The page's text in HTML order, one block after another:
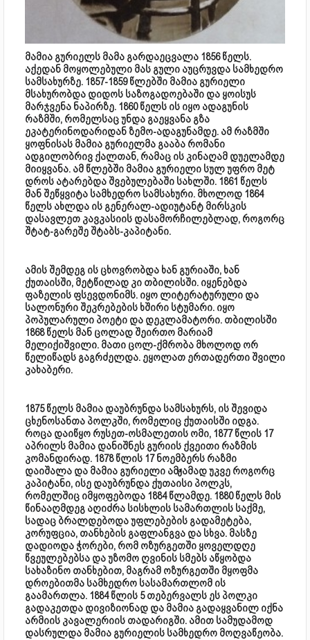
მამია გურიელს მამა გარდაეცვალა 1856 წელს.
აქედან მოყოლებული მას გული აუცრუვდა სამხედრო
სამსახურზე. 1857-1859 წლებში მამია გურიელი
მსახურობდა დიდოს საზოგადოებაში და ყოისუს
მარჯვენა ნაპირზე. 1860 წელს ის იყო ადაგუნის
რაზმში, რომელსაც უნდა გაეყვანა გზა
ეკატერინოდარიდან ზემო-ადაგუნამდე. ამ რაზმში
ყოფნისას მამია გურიელმა გააბა რომანი
ადგილობრივ ქალთან, რამაც ის კინაღამ დუელამდე
მიიყვანა. ამ წლებში მამია გურიელი სულ უფრო მეტ
დროს ატარებდა შვებულებაში სახლში. 1861 წელს
მან შეწყვიტა სამხედრო სამსახური. მხოლოდ 1864
წელს ახლდა ის გენერალ-ადიუტანტ მირსკის
დასავლეთ კავკასიის დასამორჩილებლად, როგორც
შტატ-გარეშე შტაბს-კაპიტანი.
ამის შემდეგ ის ცხოვრობდა ხან გურიაში, ხან
ქუთაისში, მეტწილად კი თბილისში. იყენებდა
ფაზელის ფსევდონიმს. იყო ლიტერატურული და
სალონური შეკრებების ხშირი სტუმარი. იყო
პოპულარული პოეტი და დეკლამატორი. თბილისში
1868 წელს მან ცოლად შეირთო მარიამ
მელიქიშვილი. მათი ცოლ-ქმრობა მხოლოდ ორ
წელიწადს გაგრძელდა. ეყოლათ ერთადერთი შვილი
კახაბერი.
1875 წელს მამია დაუბრუნდა სამსახურს, ის შევიდა
ცხენოსანთა პოლკში, რომელიც ქუთაისში იდგა.
როცა დაიწყო რუსეთ-ოსმალეთის ომი, 1877 წლის 17
აპრილს მამია დანიშნეს გურიის ქვეითი რაზმის
კომანდირად. 1878 წლის 17 ნოემბერს რაზმი
დაიშალა და მამია გურიელი ამჟამად უკვე როგორც
კაპიტანი, ისე დაუბრუნდა ქუთაისი პოლკს,
რომელშიც იმყოფებოდა 1884 წლამდე. 1880 წელს მის
წინააღმდეგ აღიძრა სისხლის სამართლის საქმე,
სადაც ბრალდებოდა უფლებების გადამეტება,
კორუფცია, თანხების გაფლანგვა და სხვა. მასზე
დადიოდა ჭორები, რომ ოზურგეთში ყოველდღე
წვეულებებსა და უზომო ღვინის სმებს აწყობდა
სახაზინო თანხებით, მაგრამ ოზურგეთში მყოფმა
დროებითმა სამხედრო სასამართლომ ის
გაამართლა. 1884 წლის 5 თებერვალს ეს პოლკი
გადაკეთდა დივიზიონად და მამია გადაყვანილ იქნა
არმიის კავალერიის თადარიგში. ამით სამუდამოდ
დასრულდა მამია გურიელის სამხედრო მოღვაწეობა.